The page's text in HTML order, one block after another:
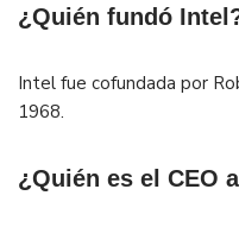
¿Quién fundó
Intel fue cofundada por
1968.
¿Quién es el CEO